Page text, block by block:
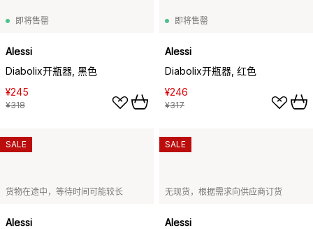
即将售罄
Alessi
Diabolix开瓶器, 黑色
¥245
¥318
即将售罄
Alessi
Diabolix开瓶器, 红色
¥246
¥317
货物在途中，等待时间可能较长
Alessi
SALE
无现货，根据需求向供应商订货
Alessi
SALE